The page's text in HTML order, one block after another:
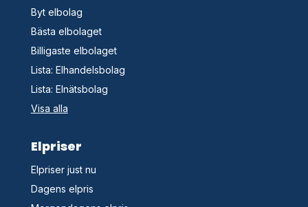
Byt elbolag
Bästa elbolaget
Billigaste elbolaget
Lista: Elhandelsbolag
Lista: Elnätsbolag
Visa alla
Elpriser
Elpriser just nu
Dagens elpris